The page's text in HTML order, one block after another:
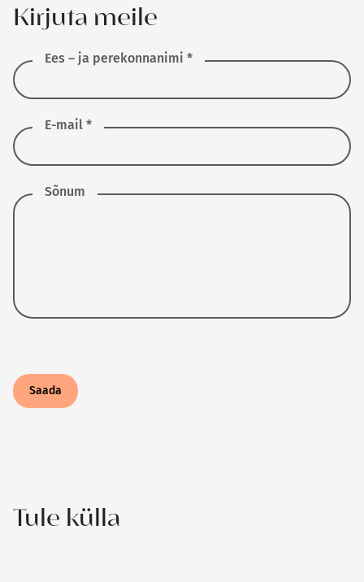
Kirjuta meile
Ees – ja perekonnanimi *
E-mail *
Sõnum
Tule külla